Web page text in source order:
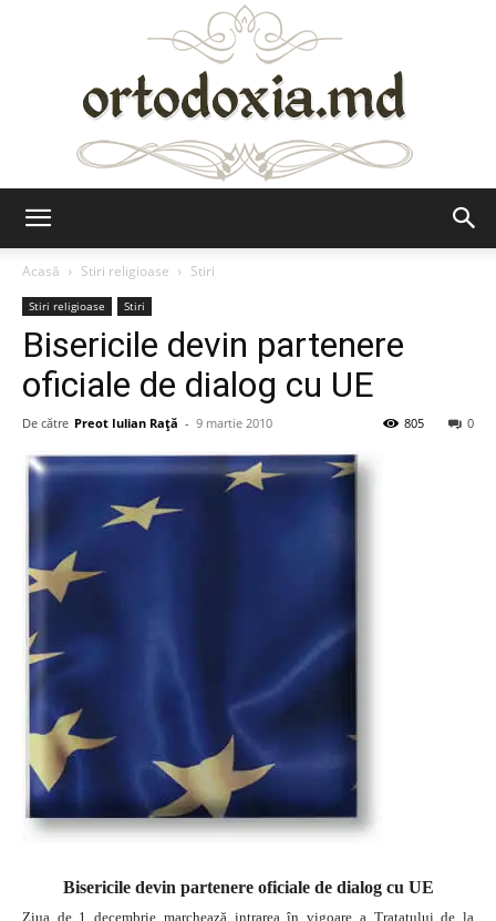
Acasă
Stiri religioase Stiri
Stiri religioase Stiri
Bisericile devin partenere
oficiale de dialog cu UE
De către Preot Iulian Raţă - 9 martie 2010 0
805
Bisericile devin partenere oficiale de dialog cu UE
Ziua de 1 decembrie marchează intrarea în vigoare a Tratatului de la